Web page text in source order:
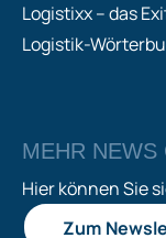
Logistixx – das
Logistik-
MEHR NEWS
Hier können Sie
Zum